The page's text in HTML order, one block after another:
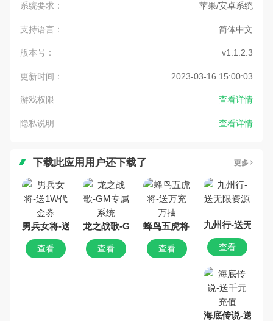
系统要求： 苹果/安卓系统
支持语言： 简体中文
版本号： v1.1.2.3
更新时间： 2023-03-16 15:00:03
游戏权限 查看详情
隐私说明 查看详情
下载此应用用户还下载了 更多
男兵女将-送1W代金券
查看
龙之战歌-GM专属系统
查看
蜂鸟五虎将-送万充万抽
查看
九州行-送无限资
查看
海底传说-送千元